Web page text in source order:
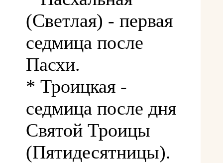
(Светлая) - первая
седмица после
Пасхи.
* Троицкая -
седмица после дня
Святой Троицы
(Пятидесятницы).